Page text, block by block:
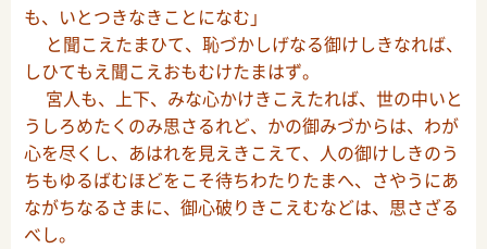
も、いとつきなきことになむ」
と聞こえたまひて、恥づかしげなる御けしきなれば、
しひてもえ聞こえおもむけたまはず。
宮人も、上下、みな心かけきこえたれば、世の中いと
うしろめたくのみ思さるれど、かの御みづからは、わが
心を尽くし、あはれを見えきこえて、人の御けしきのう
ちもゆるばむほどをこそ待ちわたりたまへ、さやうにあ
ながちなるさまに、御心破りきこえむなどは、思さざる
べし。